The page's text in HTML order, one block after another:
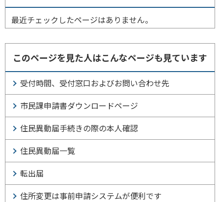
最近チェックしたページはありません。
このページを見た人はこんなページも見ています
受付時間、受付窓口およびお問い合わせ先
市民課申請書ダウンロードページ
住民異動届手続きの際の本人確認
住民異動届一覧
転出届
住所変更は事前申請システムが便利です